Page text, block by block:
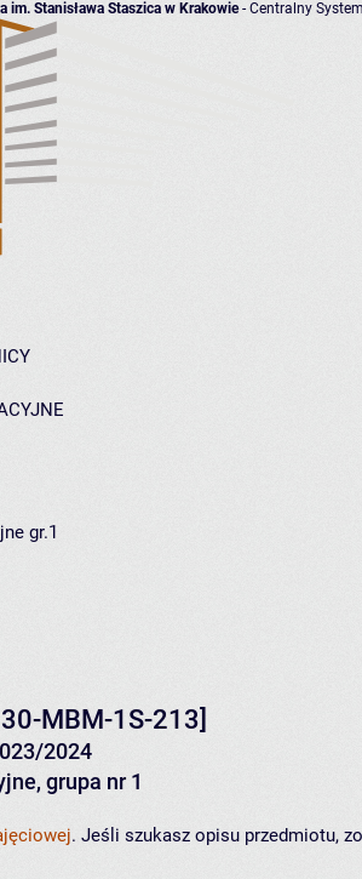
im. Stanisława Staszica w Krakowie- Centralny
gr.1
MBM-1S-213]
2024
grupa nr 1
. Jeśli szukasz opisu przedmiotu,